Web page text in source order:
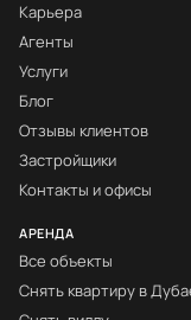
Карьера
Агенты
Услуги
Блог
Отзывы клиентов
Застройщики
Контакты и офисы
АРЕНДА
Все объекты
Снять квартиру в